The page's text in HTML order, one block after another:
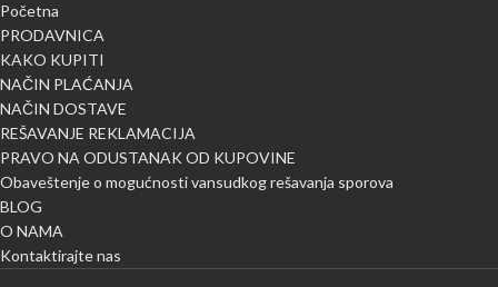
Početna
PRODAVNICA
KAKO KUPITI
NAČIN PLAĆANJA
NAČIN DOSTAVE
REŠAVANJE REKLAMACIJA
PRAVO NA ODUSTANAK OD KUPOVINE
Obaveštenje o mogućnosti vansudkog rešavanja sporova
BLOG
O NAMA
Kontaktirajte nas